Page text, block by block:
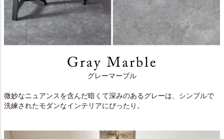
グレーマーブル
微妙なニュアンスを含んだ暗くて深みのあるグレーは、シンプルで
洗練されたモダンなインテリアにぴったり。